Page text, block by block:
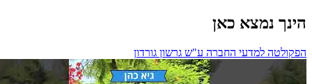
הינך נמצא כאן
הפקולטה למדעי החברה ע"ש גרשון גורדון